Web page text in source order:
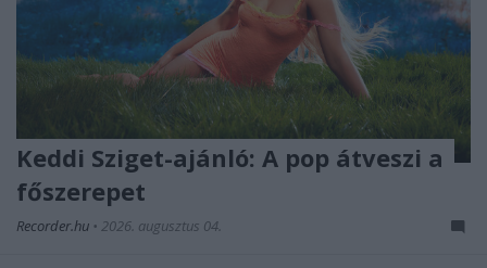
Keddi Sziget-ajánló: A pop átveszi a
főszerepet
Recorder.hu • 2026. augusztus 04.